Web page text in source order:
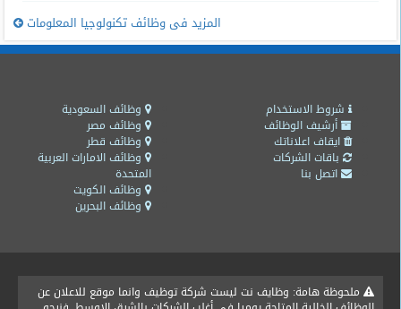
المزيد فى وظائف تكنولوجيا المعلومات
وظائف السعودية
وظائف مصر
وظائف قطر
وظائف الامارات العربية
المتحدة
وظائف الكويت
وظائف البحرين
شروط الاستخدام
أرشيف الوظائف
ايقاف اعلاناتك
باقات الشركات
اتصل بنا
ملحوظة هامة: وظايف نت ليست شركة توظيف وانما موقع للاعلان عن